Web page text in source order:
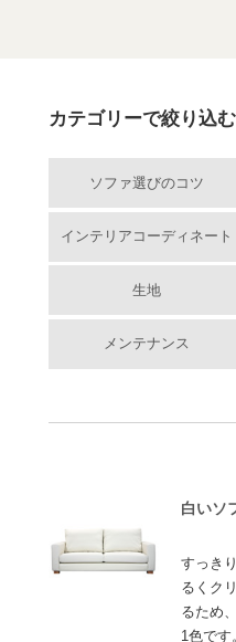
カテゴリーで絞り込む
ソファ選びのコツ
インテリアコーディネート
生地
メンテナンス
白いソ
すっき
るくク
るため
1色です